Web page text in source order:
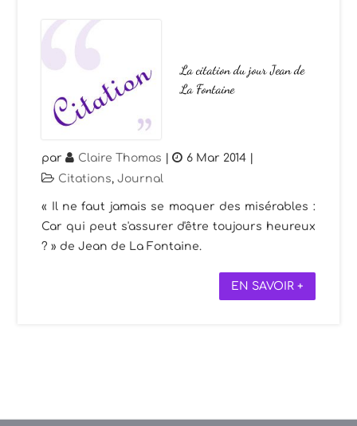
La citation du jour Jean de
La Fontaine
par Claire Thomas | 6 Mar 2014 |
Citations,Journal
« Il ne faut jamais se moquer des misérables :
Car qui peut s'assurer d'être toujours heureux
? » de Jean de La Fontaine.
EN SAVOIR +